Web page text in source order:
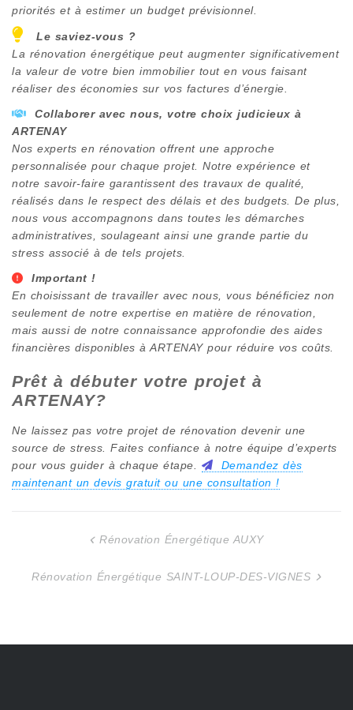
priorités et à estimer un budget prévisionnel.
Le saviez-vous ?
La rénovation énergétique peut augmenter significativement
la valeur de votre bien immobilier tout en vous faisant
réaliser des économies sur vos factures d’énergie.
Collaborer avec nous, votre choix judicieux à
ARTENAY
Nos experts en rénovation offrent une approche
personnalisée pour chaque projet. Notre expérience et
notre savoir-faire garantissent des travaux de qualité,
réalisés dans le respect des délais et des budgets. De plus,
nous vous accompagnons dans toutes les démarches
administratives, soulageant ainsi une grande partie du
stress associé à de tels projets.
Important !
En choisissant de travailler avec nous, vous bénéficiez non
seulement de notre expertise en matière de rénovation,
mais aussi de notre connaissance approfondie des aides
financières disponibles à ARTENAYpour réduire vos coûts.
Prêt à débuter votre projet à
ARTENAY?
Ne laissez pas votre projet de rénovation devenir une
source de stress. Faites confiance à notre équipe d’experts
pour vous guider à chaque étape.
Demandez dès
maintenant un devis gratuit ou une consultation !
de
Rénovation Énergétique AUXY
Rénovation Énergétique SAINT-LOUP-DES-VIGNES